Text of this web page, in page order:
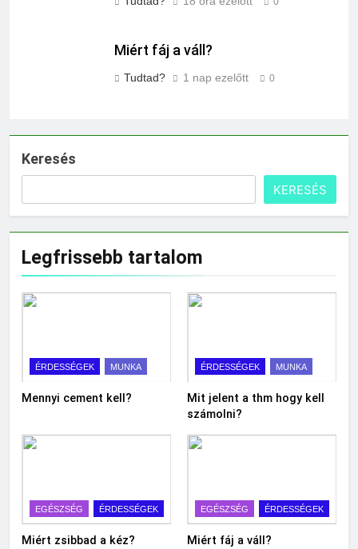
Miért fáj a váll?
Tudtad? 1 nap ezelőtt 0
Keresés
KERESÉS
Legfrissebb tartalom
ÉRDESSÉGEK MUNKA
Mennyi cement kell?
ÉRDESSÉGEK MUNKA
Mit jelent a thm hogy kell
számolni?
EGÉSZSÉG ÉRDESSÉGEK
Miért zsibbad a kéz?
EGÉSZSÉG ÉRDESSÉGEK
Miért fáj a váll?